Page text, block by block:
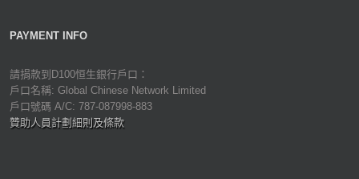
PAYMENT INFO
請捐款到D100恒生銀行戶口：
戶口名稱: Global Chinese Network Limited
戶口號碼 A/C: 787-087998-883
贊助人員計劃細則及條款